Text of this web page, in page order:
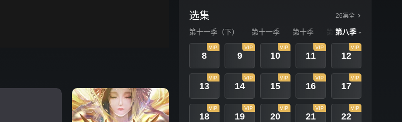
选集 26集全
第十一季（下） 第十一季 第十季 第九季 第八季
第八季
8
VIP
9
VIP
10
VIP
11
VIP
12
VIP
13
VIP
14
VIP
15
VIP
16
VIP
17
VIP
18
VIP
19
VIP
20
VIP
21
VIP
22
VIP